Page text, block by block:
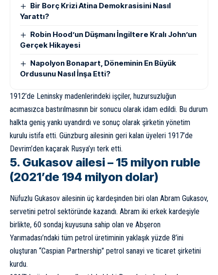
Bir Borç Krizi Atina Demokrasisini Nasıl
Yarattı?
Robin Hood’un Düşmanı İngiltere Kralı John’un
Gerçek Hikayesi
Napolyon Bonapart, Döneminin En Büyük
Ordusunu Nasıl İnşa Etti?
1912’de Leninsky madenlerindeki işçiler, huzursuzluğun
acımasızca bastırılmasının bir sonucu olarak idam edildi. Bu durum
halkta geniş yankı uyandırdı ve sonuç olarak şirketin yönetim
kurulu istifa etti. Günzburg ailesinin geri kalan üyeleri 1917’de
Devrim’den kaçarak Rusya’yı terk etti.
5. Gukasov ailesi – 15 milyon ruble
(2021’de 194 milyon dolar)
Nüfuzlu Gukasov ailesinin üç kardeşinden biri olan Abram Gukasov,
servetini petrol sektöründe kazandı. Abram iki erkek kardeşiyle
birlikte, 60 sondaj kuyusuna sahip olan ve Abşeron
Yarımadası’ndaki tüm petrol üretiminin yaklaşık yüzde 8’ini
oluşturan “Caspian Partnership” petrol sanayi ve ticaret şirketini
kurdu.